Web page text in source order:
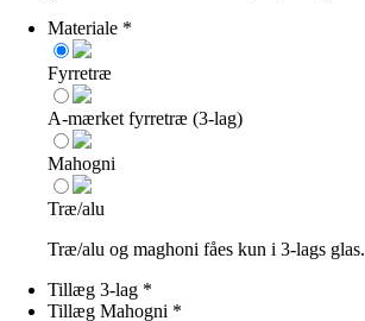
Materiale *
Fyrretræ
A-mærket fyrretræ (3-lag)
Mahogni
Træ/alu
Træ/alu og maghoni fåes kun i 3-lags glas.
Tillæg 3-lag *
Tillæg Mahogni *